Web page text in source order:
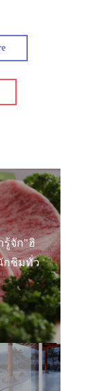
รู้จัก"ฮิ
กชิมทั่ว